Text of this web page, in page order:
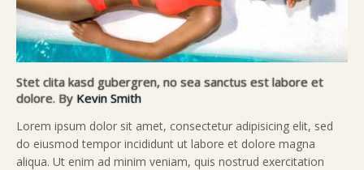
Stet clita kasd gubergren, no sea sanctus est labore et
dolore. By Kevin Smith
Lorem ipsum dolor sit amet, consectetur adipisicing elit, sed
do eiusmod tempor incididunt ut labore et dolore magna
aliqua. Ut enim ad minim veniam, quis nostrud exercitation